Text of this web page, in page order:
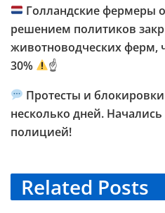
Голландские фермеры
решением политиков
животноводческих ферм,
30%
☝️
Протесты и
несколько дней.
полицией!
Related Posts
TELEGRAM KANAL